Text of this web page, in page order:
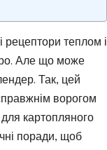
рецептори теплом і
Але що може
Так, цей
ворогом
картопляного
поради, щоб